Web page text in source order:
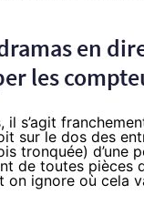
en
les
il s’agit
sur le dos des
tronquée) d’une
de toutes pièces
ignore où cela